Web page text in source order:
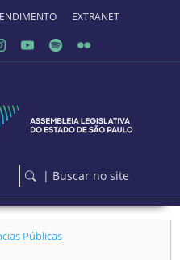
EXTRANET
| Buscar no site
Públicas